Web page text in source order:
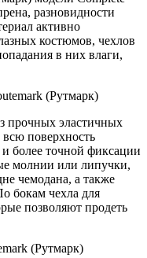
разновидности
активно
костюмов, чехлов
в них влаги,
(Рутмарк)
прочных эластичных
поверхность
более точной фиксации
молнии или липучки,
чемодана, а также
бокам чехла для
позволяют продеть
(Рутмарк)